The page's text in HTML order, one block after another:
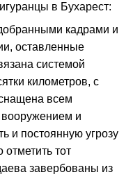
в Бухарест:
кадрами и
оставленные
системой
километров, с
всем
и
и постоянную угрозу
тот
завербованы из